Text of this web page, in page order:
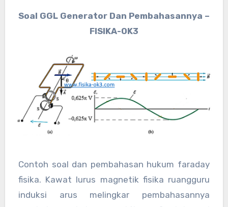
Soal GGL Generator Dan Pembahasannya –
FISIKA-OK3
Contoh soal dan pembahasan hukum faraday
fisika. Kawat lurus magnetik fisika ruangguru
induksi arus melingkar pembahasannya